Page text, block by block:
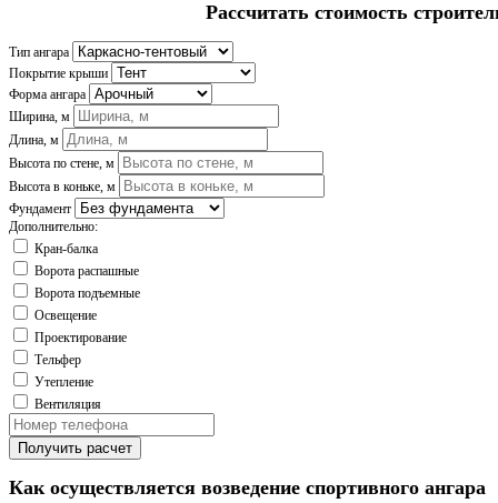
Рассчитать стоимость
Тип ангара
Покрытие крыши
Форма ангара
Ширина, м
Длина, м
Высота по стене, м
Высота в коньке, м
Фундамент
Дополнительно:
Кран-балка
Ворота распашные
Ворота подъемные
Освещение
Проектирование
Тельфер
Утепление
Вентиляция
Получить расчет
Как осуществляется возведение спортивного ангара